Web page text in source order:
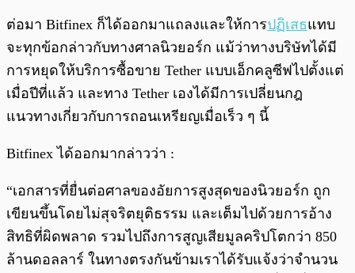
ต่อมา Bitfinex ก็ได้ออกมาแถลงและให้การปฏิเสธแทบ
จะทุกข้อกล่าวกับทางศาลนิวยอร์ก แม้ว่าทางบริษัทได้มี
การหยุดให้บริการซื้อขาย Tether แบบเอ็กคลูซีฟไปตั้งแต่
เมื่อปีที่แล้ว และทาง Tether เองได้มีการเปลี่ยนกฎ
แนวทางเกี่ยวกับการถอนเหรียญเมื่อเร็ว ๆ นี้
Bitfinex ได้ออกมากล่าวว่า :
“เอกสารที่ยื่นต่อศาลของอัยการสูงสุดของนิวยอร์ก ถูก
เขียนขึ้นโดยไม่สุจริตยุติธรรม และเต็มไปด้วยการอ้าง
สิทธิที่ผิดพลาด รวมไปถึงการสูญเสียมูลคริปโตกว่า 850
ล้านดอลลาร์ ในทางตรงกันข้ามเราได้รับแจ้งว่าจำนวน